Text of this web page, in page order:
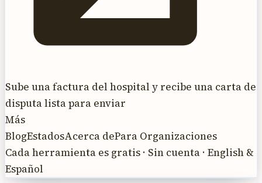
Sube una factura del hospital y recibe una carta de
disputa lista para enviar
Más
BlogEstadosAcerca dePara Organizaciones
Cada herramienta es gratis · Sin cuenta · English &
Español